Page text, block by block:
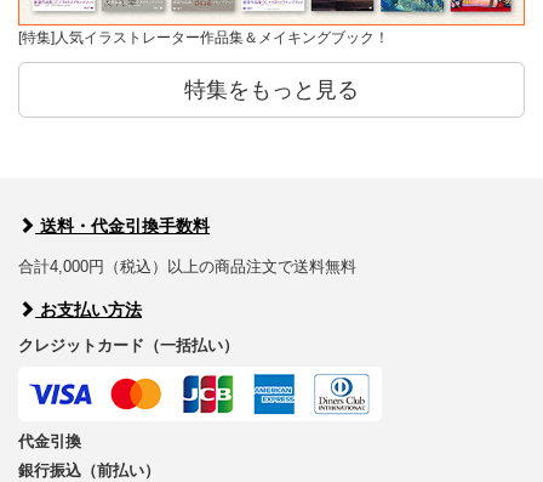
[特集]人気イラストレーター作品集＆メイキングブック！
特集をもっと見る
送料・代金引換手数料
合計4,000円（税込）以上の商品注文で送料無料
お支払い方法
クレジットカード（一括払い）
代金引換
銀行振込（前払い）